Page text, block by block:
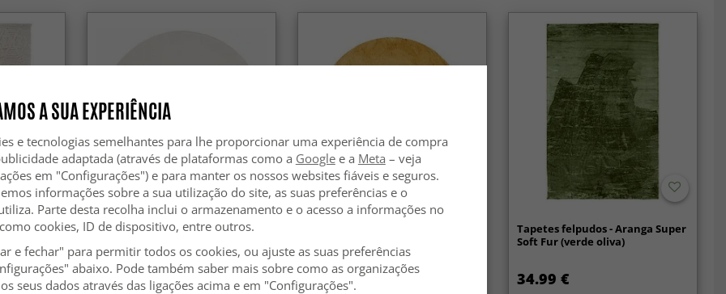
Tapete redondo - Sunayama
24.99 € 34.99 €
Tapetes felpudos - Aranga Super
Soft Fur (verde oliva)
34.99 €
A SUA EXPERIÊNCIA
e tecnologias semelhantes para lhe proporcionar uma experiência de compra
adaptada (através de plataformas como a Googlee a Meta – veja
em "Configurações") e para manter os nossos websites fiáveis e seguros.
informações sobre a sua utilização do site, as suas preferências e o
Parte desta recolha inclui o armazenamento e o acesso a informações no
cookies, ID de dispositivo, entre outros.
e fechar" para permitir todos os cookies, ou ajuste as suas preferências
abaixo. Pode também saber mais sobre como as organizações
seus dados através das ligações acima e em "Configurações".